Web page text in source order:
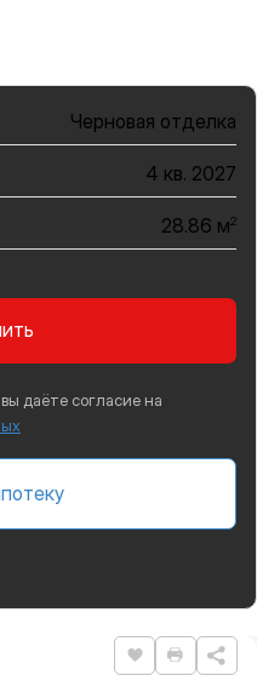
Черновая отделка
4 кв. 2027
28.86 м2
даёте согласие на
Нравится